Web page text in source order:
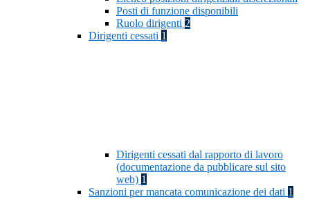
Posti di funzione disponibili
Ruolo dirigenti 2
Dirigenti cessati 1
Dirigenti cessati dal rapporto di lavoro
(documentazione da pubblicare sul sito
web) 1
Sanzioni per mancata comunicazione dei dati 1